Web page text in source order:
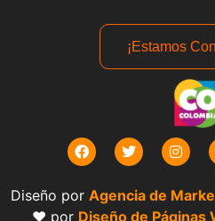
¡Estamos
Diseño por Agencia de
❤️ por Diseño de Páginas